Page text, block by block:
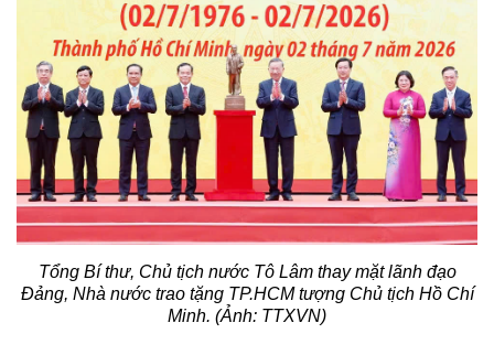
Tổng Bí thư, Chủ tịch nước Tô Lâm thay mặt lãnh đạo
Đảng, Nhà nước trao tặng TP.HCM tượng Chủ tịch Hồ Chí
Minh. (Ảnh: TTXVN)